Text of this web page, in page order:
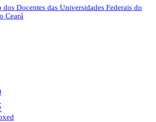
dos Docentes das Universidades Federais do
Ceará